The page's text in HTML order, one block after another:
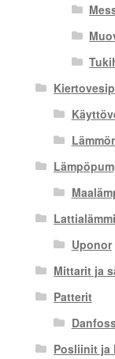
Uponor
Mittarit ja
Patterit
Posliinit ja